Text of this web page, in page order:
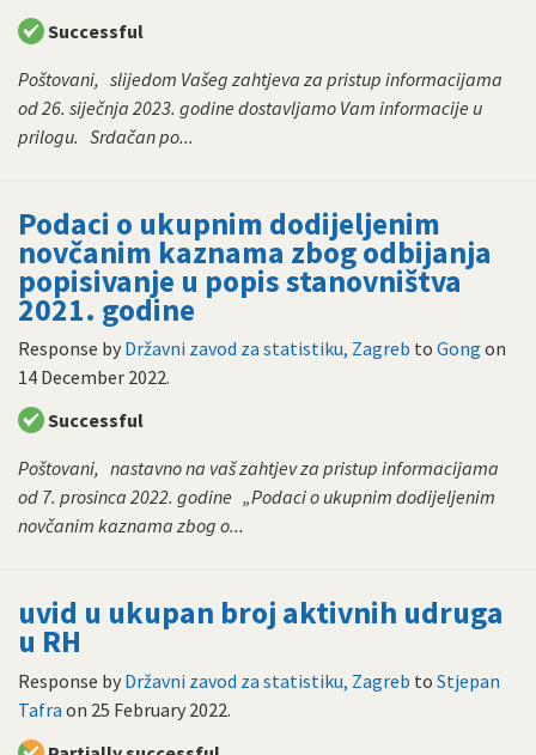
Successful
Poštovani, slijedom Vašeg zahtjeva za pristup informacijama
od 26. siječnja 2023. godine dostavljamo Vam informacije u
prilogu. Srdačan po...
Podaci o ukupnim dodijeljenim
novčanim kaznama zbog odbijanja
popisivanje u popis stanovništva
2021. godine
Response by Državni zavod za statistiku, Zagreb to Gong on
14 December 2022.
Successful
Poštovani, nastavno na vaš zahtjev za pristup informacijama
od 7. prosinca 2022. godine „Podaci o ukupnim dodijeljenim
novčanim kaznama zbog o...
uvid u ukupan broj aktivnih udruga
u RH
Response by Državni zavod za statistiku, Zagreb to Stjepan
Tafra on 25 February 2022.